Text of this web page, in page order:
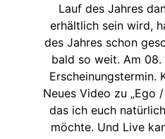
Lauf des Jahres
erhältlich sein wird,
des Jahres schon
bald so weit. Am
Erscheinungstermin.
Neues Video zu „Ego
das ich euch
möchte. Und Live